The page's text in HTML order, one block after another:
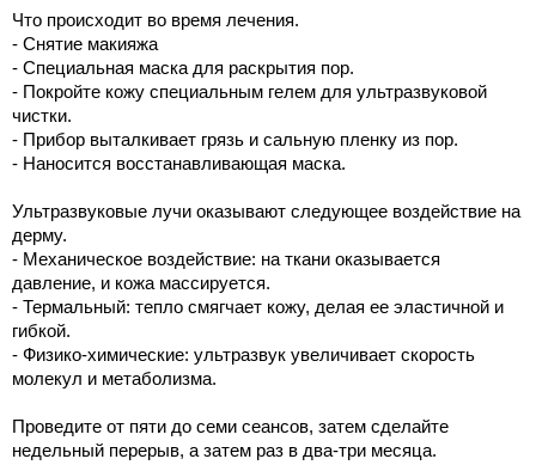
Что происходит во время лечения.
- Снятие макияжа
- Специальная маска для раскрытия пор.
- Покройте кожу специальным гелем для ультразвуковой
чистки.
- Прибор выталкивает грязь и сальную пленку из пор.
- Наносится восстанавливающая маска.
Ультразвуковые лучи оказывают следующее воздействие на
дерму.
- Механическое воздействие: на ткани оказывается
давление, и кожа массируется.
- Термальный: тепло смягчает кожу, делая ее эластичной и
гибкой.
- Физико-химические: ультразвук увеличивает скорость
молекул и метаболизма.
Проведите от пяти до семи сеансов, затем сделайте
недельный перерыв, а затем раз в два-три месяца.